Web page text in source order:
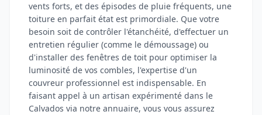
vents forts, et des épisodes de pluie fréquents, une
toiture en parfait état est primordiale. Que votre
besoin soit de contrôler l'étanchéité, d'effectuer un
entretien régulier (comme le démoussage) ou
d'installer des fenêtres de toit pour optimiser la
luminosité de vos combles, l'expertise d'un
couvreur professionnel est indispensable. En
faisant appel à un artisan expérimenté dans le
Calvados via notre annuaire, vous vous assurez